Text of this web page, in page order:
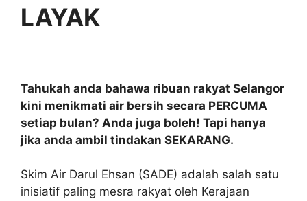
LAYAK
Tahukah anda bahawa ribuan rakyat Selangor
kini menikmati air bersih secara PERCUMA
setiap bulan? Anda juga boleh! Tapi hanya
jika anda ambil tindakan SEKARANG.
Skim Air Darul Ehsan (SADE) adalah salah satu
inisiatif paling mesra rakyat oleh Kerajaan